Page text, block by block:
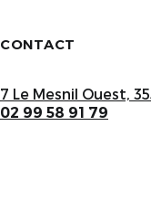
CONTACT
7 Le Mesnil Ouest,
02 99 58 91 79